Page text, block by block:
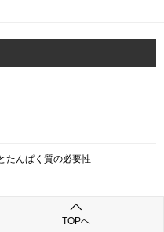
たんぱく質の必要性
TOPへ